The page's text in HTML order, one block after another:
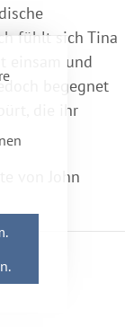
fühlt sich Tina
einsam und
begegnet
die ihr
von John